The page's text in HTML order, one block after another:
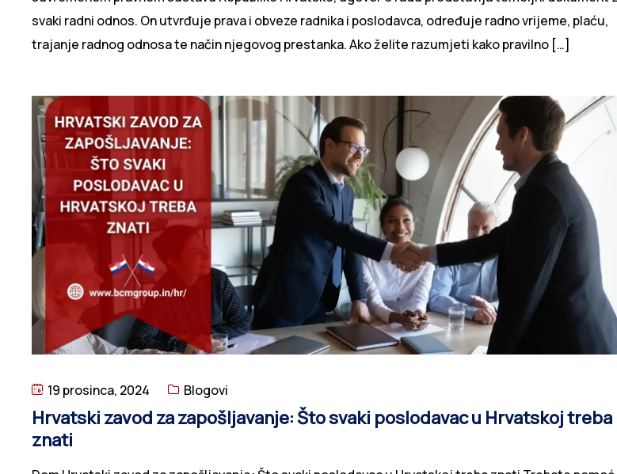
za svaki radni odnos. On utvrđuje prava i obveze radnika i poslodavca, određuje radno vrijeme, plaću,
trajanje radnog odnosa te način njegovog prestanka. Ako želite razumjeti kako pravilno […]
Hrvatski zavod za zapošljavanje: Što svaki poslodavac u Hrvatskoj treba
znati
Dom Hrvatski zavod za zapošljavanje: Što svaki poslodavac u Hrvatskoj treba znati Trebate pomoć s
Ukratko o vašim zahtjevima
Pošalji obrazac